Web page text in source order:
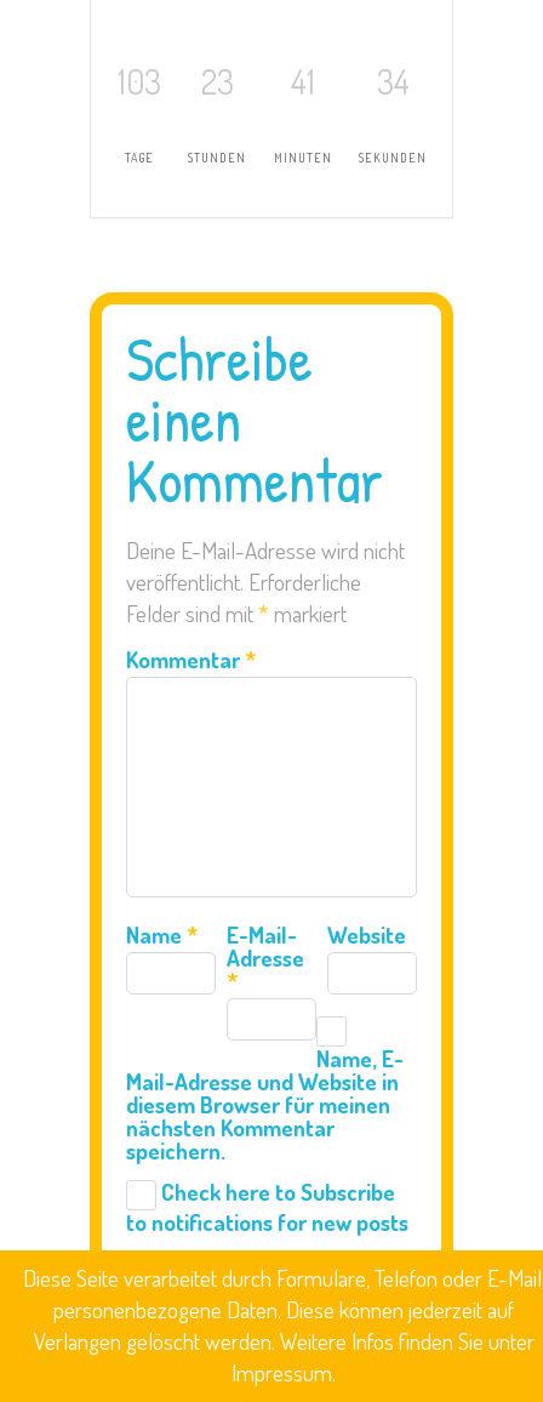
103
TAGE
23
STUNDEN
41
MINUTEN
34
SEKUNDEN
Schreibe
einen
Kommentar
Deine E-Mail-Adresse wird nicht
veröffentlicht. Erforderliche
Felder sind mit* markiert
Kommentar *
Name * E-Mail-
Adresse
*
Website
Name, E-
Mail-Adresse und Website in
diesem Browser für meinen
nächsten Kommentar
speichern.
Check here to Subscribe
to notifications for new posts
Kita Wichtelland - Langes Ende 1, 03249 Sonnewalde OT
Diese Seite verarbeitet durch Formulare, Telefon oder E-
personenbezogene Daten. Diese können jederzeit auf
Verlangen gelöscht werden. Weitere Infos finden Sie unter
Impressum.